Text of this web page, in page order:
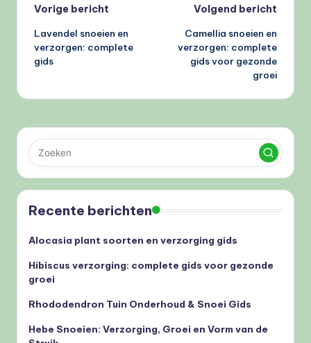
Bericht
navigatie
Vorige bericht
Lavendel snoeien en
verzorgen: complete
gids
Volgend bericht
Camellia snoeien en
verzorgen: complete
gids voor gezonde
groei
Recente berichten
Alocasia plant soorten en verzorging gids
Hibiscus verzorging: complete gids voor gezonde
groei
Rhododendron Tuin Onderhoud & Snoei Gids
Hebe Snoeien: Verzorging, Groei en Vorm van de